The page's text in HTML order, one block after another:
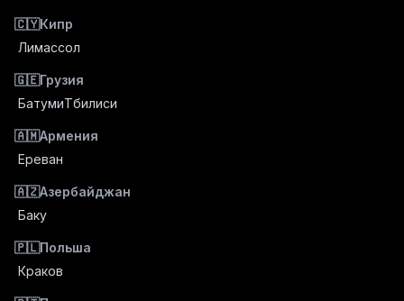
🇨🇾Кипр
Лимассол
🇬🇪Грузия
БатумиТбилиси
🇦🇲Армения
Ереван
🇦🇿Азербайджан
Баку
🇵🇱Польша
Краков